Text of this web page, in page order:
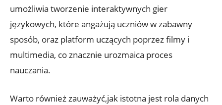
umożliwia‍ tworzenie interaktywnych gier
językowych, które angażują uczniów w‌ zabawny
sposób, oraz platform‌ uczących poprzez filmy i
⁤multimedia,​ co znacznie urozmaica proces
nauczania.
Warto również zauważyć,jak istotna jest ⁣rola danych